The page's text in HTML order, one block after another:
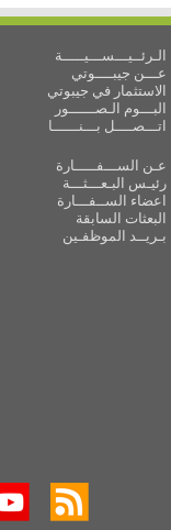
الـرئــيـــســـيـــــة
عـــن جيبــــوتي
الاستثمار في جيبوتي
البـــوم الـصــــــور
اتـــصــــل بـــنــــــا
عـن الســـفـــــارة
رئيـس البـعـــثـــة
اعضاء الســفـــارة
البعثات السابقة
بـريــد الموظفـين